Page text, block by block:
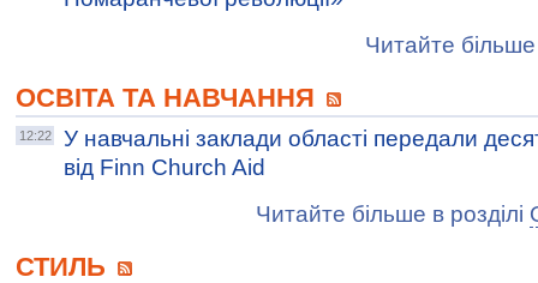
Читайте більше
ОСВІТА ТА НАВЧАННЯ
12:22
У навчальні заклади області передали
від Finn Church Aid
Читайте більше в розділі
СТИЛЬ